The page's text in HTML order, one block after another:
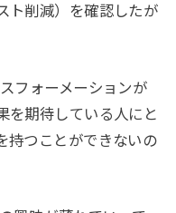
ト削減）を確認したが
フォーメーションが
を期待している人にと
持つことができないの